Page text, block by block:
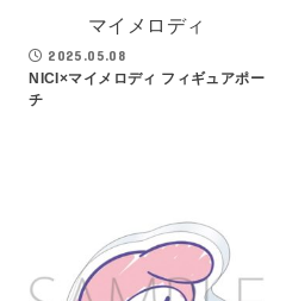
マイメロディ
2025.05.08
NICI×マイメロディ フィギュアポー
チ